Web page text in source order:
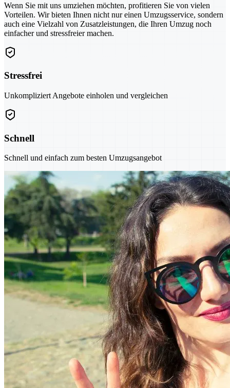
Wenn Sie mit uns umziehen möchten, profitieren Sie von vielen
Vorteilen. Wir bieten Ihnen nicht nur einen Umzugsservice, sondern
auch eine Vielzahl von Zusatzleistungen, die Ihren Umzug noch
einfacher und stressfreier machen.
Stressfrei
Unkompliziert Angebote einholen und vergleichen
Schnell
Schnell und einfach zum besten Umzugsangebot